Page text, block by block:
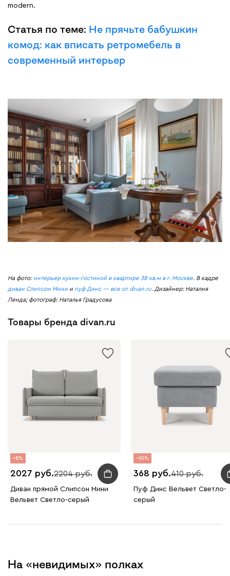
modern.
Статья по теме: Не прячьте бабушкин
комод: как вписать ретромебель в
современный интерьер
На фото: интерьер кухни-гостиной в квартире 38 кв.м в г. Москве. В кадре
диван Слипсон Мини и пуф Динс — все от divan.ru. Дизайнер: Наталия
Ленда; фотограф: Наталья Градусова
Товары бренда divan.ru
8
2027 2204
Диван прямой Слипсон Мини
Вельвет Светло-серый
10
368 410
Пуф Динс Вельвет Светло-
серый
На «невидимых» полках